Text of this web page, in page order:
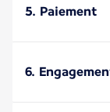
5. Paiement
6.